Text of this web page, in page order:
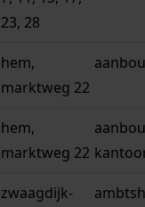
23, 28
hem,
marktweg 22
hem,
marktweg 22
zwaagdijk-